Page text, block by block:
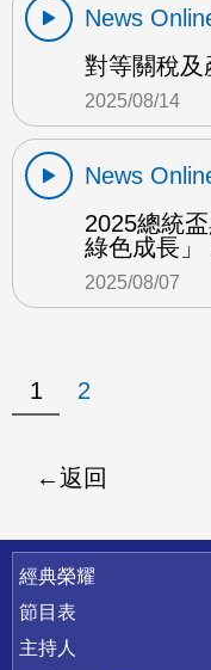
News
對等關稅及
2025/08/14
News
2025總統
綠色成長」
2025/08/07
1 2
返回
快速連結
經典榮耀
節目表
主持人